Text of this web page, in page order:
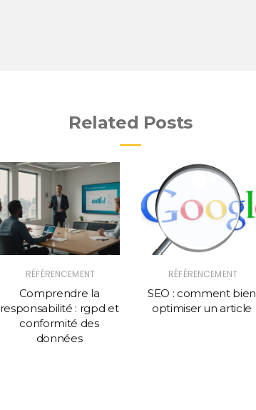
Related Posts
RÉFÉRENCEMENT
Comprendre la
responsabilité : rgpd et
conformité des
données
RÉFÉRENCEMENT
SEO : comment bien
optimiser un article